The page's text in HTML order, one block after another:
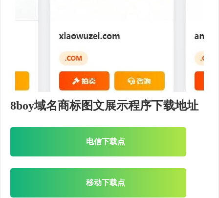
8boy域名商标图文展示程序下载地址
电信下载点
移动下载点